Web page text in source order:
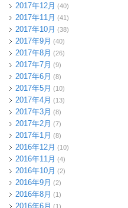
2017年12月 (40)
2017年11月 (41)
2017年10月 (38)
2017年9月 (40)
2017年8月 (26)
2017年7月 (9)
2017年6月 (8)
2017年5月 (10)
2017年4月 (13)
2017年3月 (8)
2017年2月 (7)
2017年1月 (8)
2016年12月 (10)
2016年11月 (4)
2016年10月 (2)
2016年9月 (2)
2016年8月 (1)
2016年6月 (1)